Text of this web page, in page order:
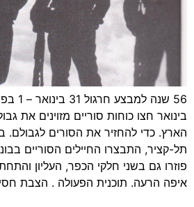
בינואר חצו כוחות סוריים מזוינים את
הארץ. כדי להחזיר את הסורים לגבולם.
תל-קציר, התבצרו החיילים הסוריים
פוזרו גם בשני חלקי הכפר, העליון
איפה הרעה. תוכנית הפעולה . הצבת